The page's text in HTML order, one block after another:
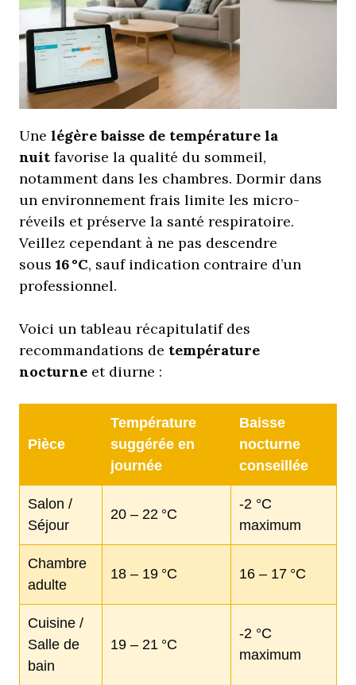
Une légère baisse de température la
nuit favorise la qualité du sommeil,
notamment dans les chambres. Dormir dans
un environnement frais limite les micro-
réveils et préserve la santé respiratoire.
Veillez cependant à ne pas descendre
sous 16 °C, sauf indication contraire d’un
professionnel.
Voici un tableau récapitulatif des
recommandations de température
nocturne et diurne :
Pièce
Température
suggérée en
journée
Baisse
nocturne
conseillée
Salon /
Séjour
20 – 22 °C
-2 °C
maximum
Chambre
adulte
18 – 19 °C 16 – 17 °C
Cuisine /
Salle de
bain
19 – 21 °C
-2 °C
maximum